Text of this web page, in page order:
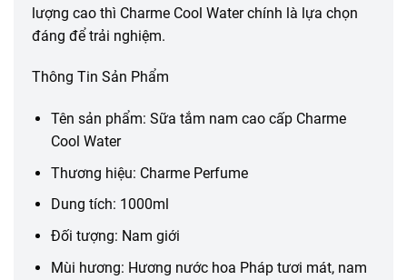
lượng cao thì Charme Cool Water chính là lựa chọn
đáng để trải nghiệm.
Thông Tin Sản Phẩm
Tên sản phẩm: Sữa tắm nam cao cấp Charme
Cool Water
Thương hiệu: Charme Perfume
Dung tích: 1000ml
Đối tượng: Nam giới
Mùi hương: Hương nước hoa Pháp tươi mát, nam